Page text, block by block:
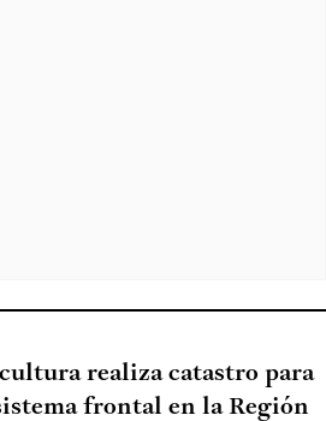
realiza catastro para
frontal en la Región